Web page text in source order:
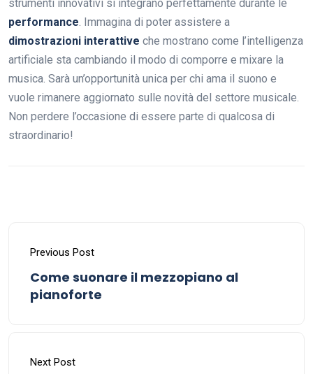
strumenti innovativi si integrano perfettamente durante le
performance. Immagina di poter assistere a
dimostrazioni interattive che mostrano come l’intelligenza
artificiale sta cambiando il modo di comporre e mixare la
musica. Sarà un’opportunità unica per chi ama il suono e
vuole rimanere aggiornato sulle novità del settore musicale.
Non perdere l’occasione di essere parte di qualcosa di
straordinario!
Previous Post
Come suonare il mezzopiano al
pianoforte
Next Post